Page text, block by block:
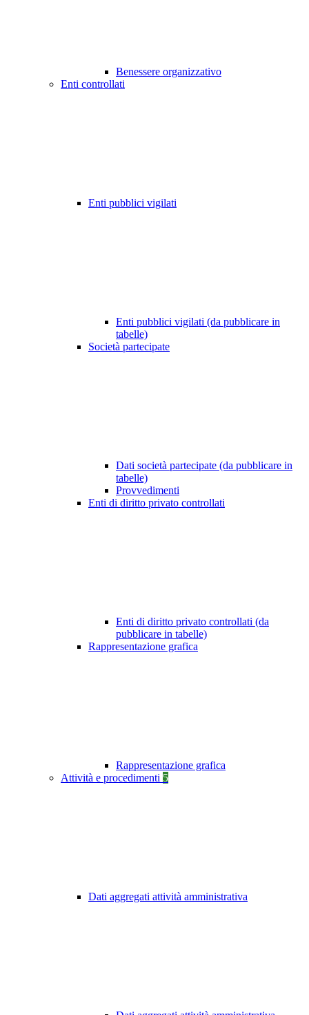
Benessere organizzativo
Enti controllati
Enti pubblici vigilati
Enti pubblici vigilati (da pubblicare in
tabelle)
Società partecipate
Dati società partecipate (da pubblicare in
tabelle)
Provvedimenti
Enti di diritto privato controllati
Enti di diritto privato controllati (da
pubblicare in tabelle)
Rappresentazione grafica
Rappresentazione grafica
Attività e procedimenti 5
Dati aggregati attività amministrativa